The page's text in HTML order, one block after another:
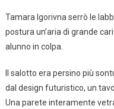
Tamara Igorivna serrò le
postura un’aria di grande
alunno in colpa.
Il salotto era persino più
dal design futuristico, un
Una parete interamente